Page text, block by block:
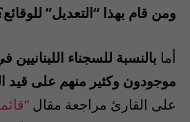
ومن قام بهذا “التعديل”
أما بالنسبة للسجناء
موجودون وكثير منهم على قيد
على القارئ مراجعة مقال